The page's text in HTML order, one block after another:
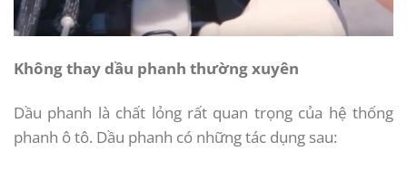
Không thay dầu phanh thường xuyên
Dầu phanh là chất lỏng rất quan trọng của hệ thống
phanh ô tô. Dầu phanh có những tác dụng sau: